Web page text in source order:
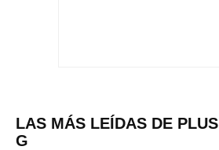
LAS MÁS LEÍDAS DE PLUS
G